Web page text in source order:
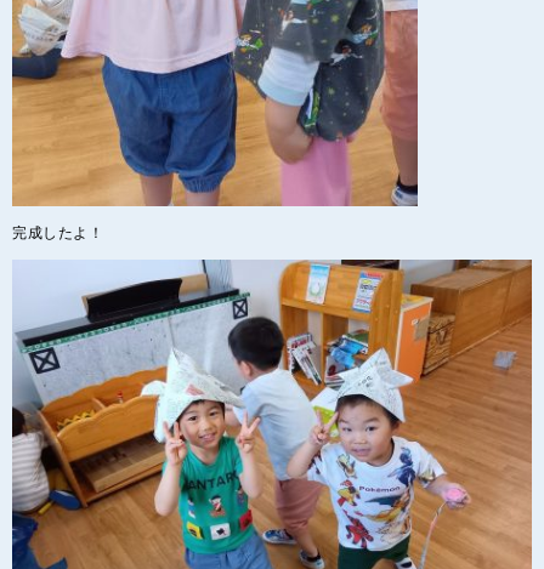
完成したよ！